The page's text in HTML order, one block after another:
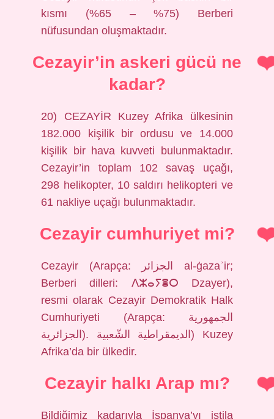
kısmı (%65 – %75) Berberi
nüfusundan oluşmaktadır.
Cezayir’in askeri gücü ne
kadar?
20) CEZAYİR Kuzey Afrika ülkesinin
182.000 kişilik bir ordusu ve 14.000
kişilik bir hava kuvveti bulunmaktadır.
Cezayir’in toplam 102 savaş uçağı,
298 helikopter, 10 saldırı helikopteri ve
61 nakliye uçağı bulunmaktadır.
Cezayir cumhuriyet mi?
Cezayir (Arapça: الجزائر al-ġazaʾir;
Berberi dilleri: ⴷⵣⴰⵢⴻⵔ Dzayer),
resmi olarak Cezayir Demokratik Halk
Cumhuriyeti (Arapça: الجمهورية
الجزائرية). الديمقراطية الشّعبية) Kuzey
Afrika’da bir ülkedir.
Cezayir halkı Arap mı?
Bildiğimiz kadarıyla İspanya’yı istila